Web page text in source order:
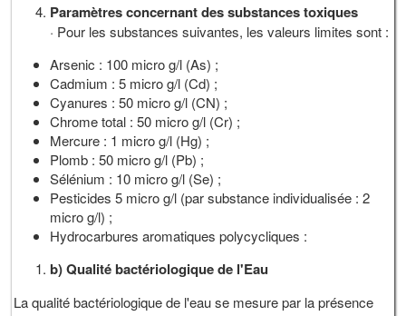
Paramètres concernant des substances toxiques
· Pour les substances suivantes, les valeurs limites sont :
Arsenic : 100 micro g/l (As) ;
Cadmium : 5 micro g/l (Cd) ;
Cyanures : 50 micro g/l (CN) ;
Chrome total : 50 micro g/l (Cr) ;
Mercure : 1 micro g/l (Hg) ;
Plomb : 50 micro g/l (Pb) ;
Sélénium : 10 micro g/l (Se) ;
Pesticides 5 micro g/l (par substance individualisée : 2
micro g/l) ;
Hydrocarbures aromatiques polycycliques :
b) Qualité bactériologique de l'Eau
La qualité bactériologique de l'eau se mesure par la présence